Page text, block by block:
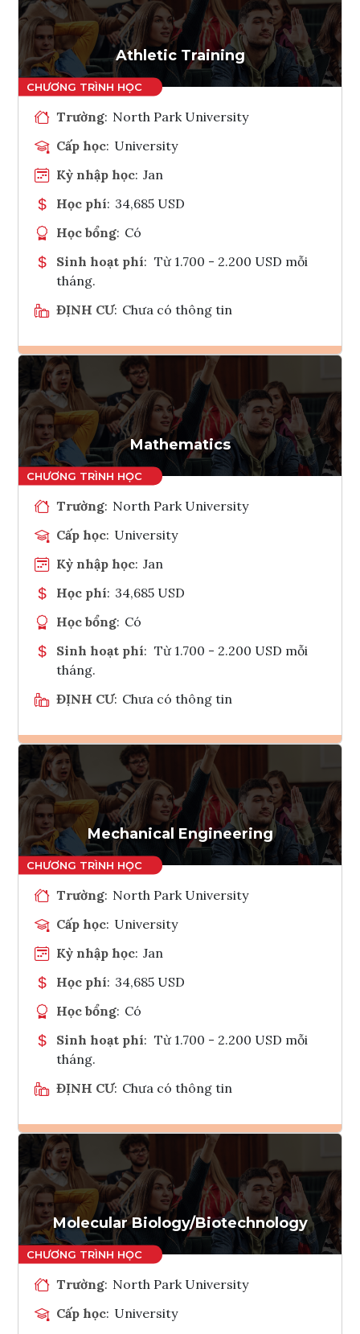
Tham vấn Interlink
Athletic Training
Trường: North Park University
Cấp học: University
Kỳ nhập học: Jan
Học phí: 34,685 USD
Học bổng: Có
Sinh hoạt phí: Từ 1.700 - 2.200 USD mỗi
tháng.
ĐỊNH CƯ: Chưa có thông tin
Ghi danh
Tham vấn Interlink
Mathematics
Trường: North Park University
Cấp học: University
Kỳ nhập học: Jan
Học phí: 34,685 USD
Học bổng: Có
Sinh hoạt phí: Từ 1.700 - 2.200 USD mỗi
tháng.
ĐỊNH CƯ: Chưa có thông tin
Ghi danh
Tham vấn Interlink
Mechanical Engineering
Trường: North Park University
Cấp học: University
Kỳ nhập học: Jan
Học phí: 34,685 USD
Học bổng: Có
Sinh hoạt phí: Từ 1.700 - 2.200 USD mỗi
tháng.
ĐỊNH CƯ: Chưa có thông tin
Ghi danh
Tham vấn Interlink
Molecular Biology/Biotechnology
Trường: North Park University
Cấp học: University